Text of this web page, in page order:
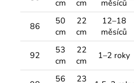
cm
cm
měsíců
86
50
cm
22
cm
12–18
měsíců
92
53
cm
22
cm
1–2 roky
56
23